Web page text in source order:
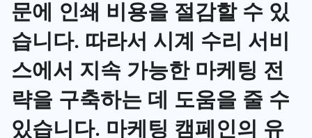
문에 인쇄 비용을 절감할 수 있
습니다. 따라서 시계 수리 서비
스에서 지속 가능한 마케팅 전
략을 구축하는 데 도움을 줄 수
있습니다. 마케팅 캠페인의 유